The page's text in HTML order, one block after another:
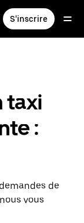
S'inscrire
taxi
:
de
vous
de taxi. Si tel